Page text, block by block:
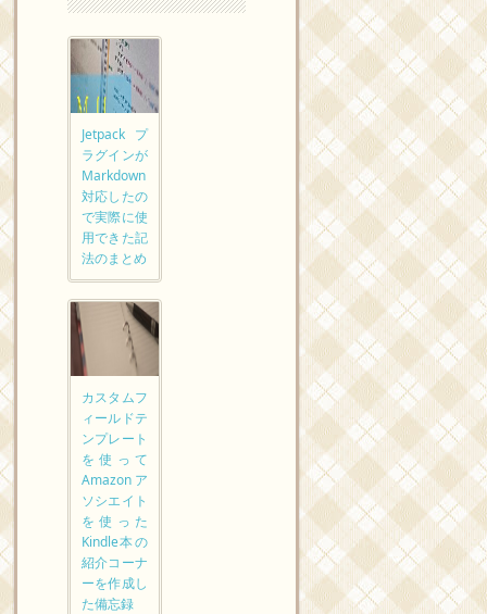
Jetpackプ
ラグインが
Markdown
対応したの
で実際に使
用できた記
法のまとめ
カスタムフ
ィールドテ
ンプレート
を使って
Amazonア
ソシエイト
を使った
Kindle本の
紹介コーナ
ーを作成し
た備忘録